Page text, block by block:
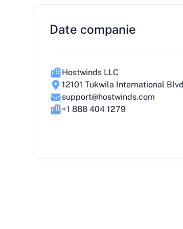
Date companie
Hostwinds LLC
12101 Tukwila International
support@hostwinds.com
+1 888 404 1279